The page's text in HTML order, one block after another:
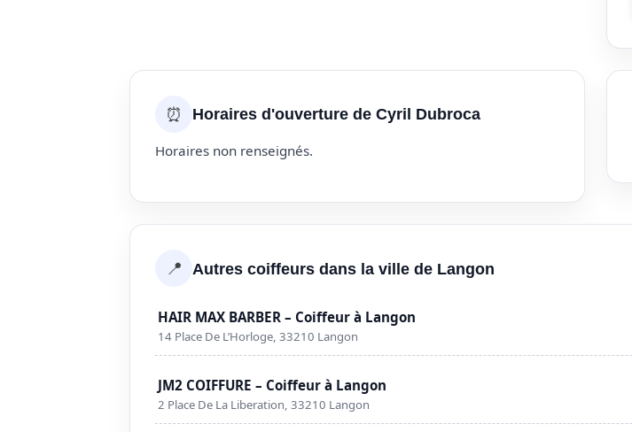
⏰ Horaires d'ouverture de Cyril Dubroca
Horaires non renseignés.
📍 Autres coiffeurs dans la ville de Langon
HAIR MAX BARBER – Coiffeur à Langon
14 Place De L’Horloge, 33210 Langon
JM2 COIFFURE – Coiffeur à Langon
2 Place De La Liberation, 33210 Langon